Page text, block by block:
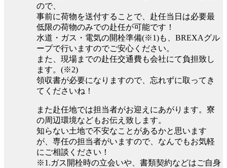
ので、
事前に荷物を送付することで、赴任当日は必要最
低限の荷物のみでの赴任が可能です！
水道・ガス・電気の開栓準備(※1)も、BREXAグル
ープで行いますのでご安心ください。
また、現場までの赴任交通費も会社にて負担致し
ます。(※2)
領収書が必要になりますので、忘れずに取ってき
てくださいね！
また赴任地では担当者がお迎えにあがります。寮
の周辺環境などもお伝え致します。
知らない土地で不安なことがあるかと思います
が、専任の担当者がいますので、なんでもお気軽
にご相談ください！
※1.ガス開栓時の立会いや、書類契約などはご自身